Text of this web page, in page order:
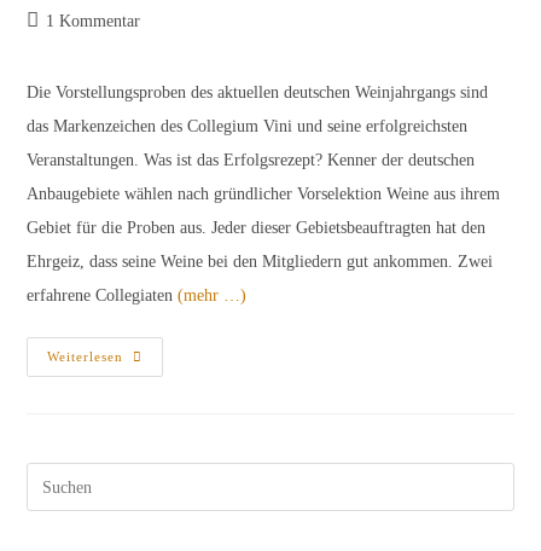
Beitrags-
1 Kommentar
Die Vorstellungsproben des aktuellen deutschen Weinjahrgangs sind
das Markenzeichen des Collegium Vini und seine erfolgreichsten
Veranstaltungen. Was ist das Erfolgsrezept? Kenner der deutschen
Anbaugebiete wählen nach gründlicher Vorselektion Weine aus ihrem
Gebiet für die Proben aus. Jeder dieser Gebietsbeauftragten hat den
Ehrgeiz, dass seine Weine bei den Mitgliedern gut ankommen. Zwei
erfahrene Collegiaten(mehr …)
Weiterlesen
Vorstellungsproben
Des
7.11.2011